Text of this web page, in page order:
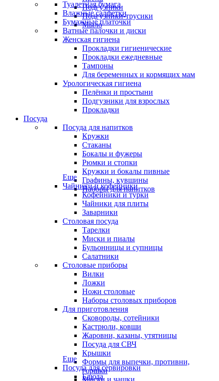
Подгузники
Подгузники-трусики
Мыло
Туалетная бумага
Влажные салфетки
Бумажные платочки
Ватные палочки и диски
Женская гигиена
Прокладки гигиенические
Прокладки ежедневные
Тампоны
Для беременных и кормящих мам
Урологическая гигиена
Пелёнки и простыни
Подгузники для взрослых
Прокладки
Посуда
Посуда для напитков
Кружки
Стаканы
Бокалы и фужеры
Рюмки и стопки
Кружки и бокалы пивные
Графины, кувшины
Наборы для напитков
Еще
Чайники и кофейники
Кофейники и турки
Чайники для плиты
Заварники
Столовая посуда
Тарелки
Миски и пиалы
Бульонницы и супницы
Салатники
Столовые приборы
Вилки
Ложки
Ножи столовые
Наборы столовых приборов
Для приготовления
Сковороды, сотейники
Кастрюли, ковши
Жаровни, казаны, утятницы
Посуда для СВЧ
Крышки
Формы для выпечки, противни,
горшки
Миски и чашки
Еще
Посуда для сервировки
Блюда